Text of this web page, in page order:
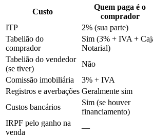
Custo
Quem paga é o
comprador
ITP
2% (sua parte)
Tabelião do
comprador
Sim (3% + IVA +
Notarial)
Tabelião do vendedor
(se tiver)
Não
Comissão imobiliária
3% + IVA
Registros e averbações Geralmente sim
Custos bancários
Sim (se houver
financiamento)
IRPF pelo ganho na
venda
—